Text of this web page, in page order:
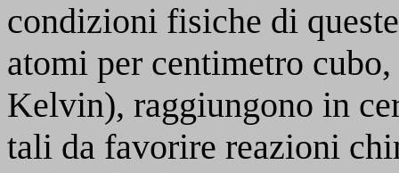
condizioni fisiche di
atomi per centimetro
Kelvin), raggiungono in
tali da favorire reazioni